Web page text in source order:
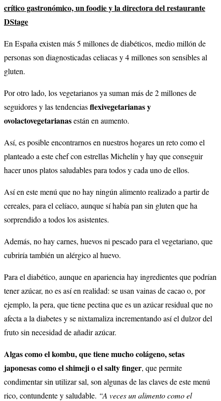
crítico gastronómico, un foodie y la directora del restaurante
DStage
En España existen más 5 millones de diabéticos, medio millón de
personas son diagnosticadas celiacas y 4 millones son sensibles al
gluten.
Por otro lado, los vegetarianos ya suman más de 2 millones de
seguidores y las tendenciasflexivegetarianas y
ovolactovegetarianasestán en aumento.
Así, es posible encontrarnos en nuestros hogares un reto como el
planteado a este chef con estrellas Michelín y hay que conseguir
hacer unos platos saludables para todos y cada uno de ellos.
Así en este menú que no hay ningún alimento realizado a partir de
cereales, para el celíaco, aunque sí había pan sin gluten que ha
sorprendido a todos los asistentes.
Además, no hay carnes, huevos ni pescado para el vegetariano, que
cubriría también un alérgico al huevo.
Para el diabético, aunque en apariencia hay ingredientes que podrían
tener azúcar, no es así en realidad: se usan vainas de cacao o, por
ejemplo, la pera, que tiene pectina que es un azúcar residual que no
afecta a la diabetes y se nixtamaliza incrementando así el dulzor del
fruto sin necesidad de añadir azúcar.
Algas como el kombu, que tiene mucho colágeno,setas
japonesas como el shimeji o el salty finger, que permite
condimentar sin utilizar sal, son algunas de las claves de este menú
rico, contundente y saludable. “A veces un alimento como el